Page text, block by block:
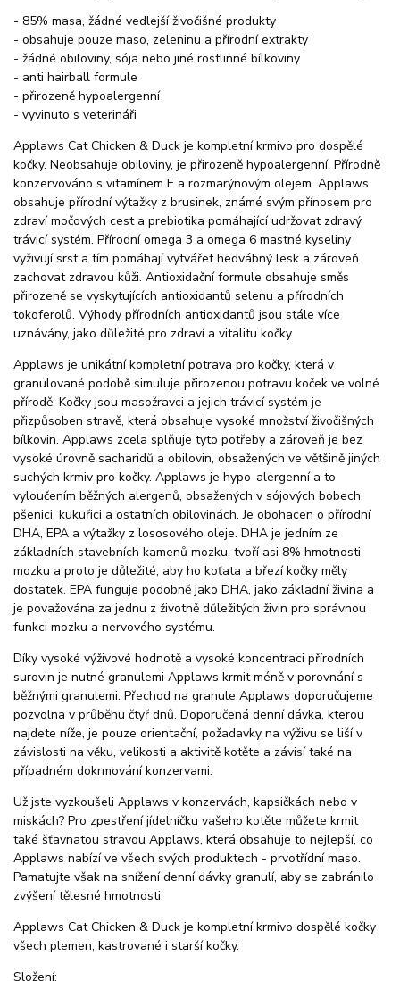
- 85% masa, žádné vedlejší živočišné produkty
- obsahuje pouze maso, zeleninu a přírodní extrakty
- žádné obiloviny, sója nebo jiné rostlinné bílkoviny
- anti hairball formule
- přirozeně hypoalergenní
- vyvinuto s veterináři
Applaws Cat Chicken & Duck je kompletní krmivo pro dospělé
kočky. Neobsahuje obiloviny, je přirozeně hypoalergenní. Přírodně
konzervováno s vitamínem E a rozmarýnovým olejem. Applaws
obsahuje přírodní výtažky z brusinek, známé svým přínosem pro
zdraví močových cest a prebiotika pomáhající udržovat zdravý
trávicí systém. Přírodní omega 3 a omega 6 mastné kyseliny
vyživují srst a tím pomáhají vytvářet hedvábný lesk a zároveň
zachovat zdravou kůži. Antioxidační formule obsahuje směs
přirozeně se vyskytujících antioxidantů selenu a přírodních
tokoferolů. Výhody přírodních antioxidantů jsou stále více
uznávány, jako důležité pro zdraví a vitalitu kočky.
Applaws je unikátní kompletní potrava pro kočky, která v
granulované podobě simuluje přirozenou potravu koček ve volné
přírodě. Kočky jsou masožravci a jejich trávicí systém je
přizpůsoben stravě, která obsahuje vysoké množství živočišných
bílkovin. Applaws zcela splňuje tyto potřeby a zároveň je bez
vysoké úrovně sacharidů a obilovin, obsažených ve většině jiných
suchých krmiv pro kočky. Applaws je hypo-alergenní a to
vyloučením běžných alergenů, obsažených v sójových bobech,
pšenici, kukuřici a ostatních obilovinách. Je obohacen o přírodní
DHA, EPA a výtažky z lososového oleje. DHA je jedním ze
základních stavebních kamenů mozku, tvoří asi 8% hmotnosti
mozku a proto je důležité, aby ho koťata a březí kočky měly
dostatek. EPA funguje podobně jako DHA, jako základní živina a
je považována za jednu z životně důležitých živin pro správnou
funkci mozku a nervového systému.
Díky vysoké výživové hodnotě a vysoké koncentraci přírodních
surovin je nutné granulemi Applaws krmit méně v porovnání s
běžnými granulemi. Přechod na granule Applaws doporučujeme
pozvolna v průběhu čtyř dnů. Doporučená denní dávka, kterou
najdete níže, je pouze orientační, požadavky na výživu se liší v
závislosti na věku, velikosti a aktivitě kotěte a závisí také na
případném dokrmování konzervami.
Už jste vyzkoušeli Applaws v konzervách, kapsičkách nebo v
miskách? Pro zpestření jídelníčku vašeho kotěte můžete krmit
také šťavnatou stravou Applaws, která obsahuje to nejlepší, co
Applaws nabízí ve všech svých produktech - prvotřídní maso.
Pamatujte však na snížení denní dávky granulí, aby se zabránilo
zvýšení tělesné hmotnosti.
Applaws Cat Chicken & Duck je kompletní krmivo dospělé kočky
všech plemen, kastrované i starší kočky.
Složení: